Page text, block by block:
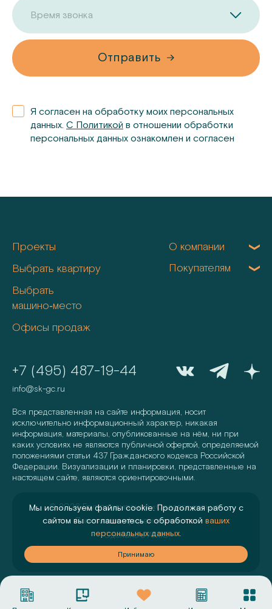
Время звонка
Отправить
Я согласен на обработку моих персональных
данных. С Политикой в отношении обработки
персональных данных ознакомлен и согласен
Проекты
Выбрать квартиру
Выбрать
машино‑место
Офисы продаж
О компании
Покупателям
+7 (495) 487-19-44
info@sk-gc.ru
Вся представленная на сайте информация, носит
исключительно информационный характер, никакая
информация, материалы, опубликованные на нём, ни при
каких условиях не являются публичной офертой, определяемой
положениями статьи 437 Гражданского кодекса Российской
Федерации. Визуализации и планировки, представленные на
настоящем сайте, являются ориентировочными.
©2026Группа компаний «Садовое кольцо»
Политика конфиденциальности
Сделано вAMIO
Мы используем файлы cookie. Продолжая работу с
сайтом вы соглашаетесь с обработкой ваших
персональных данных.
Принимаю